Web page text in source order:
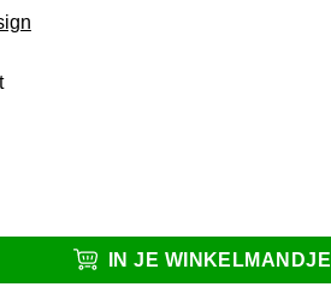
Son zwart aantal
IN JE WINKELMANDJE